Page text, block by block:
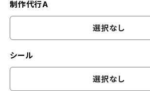
制作代行A
選択なし
シール
選択なし